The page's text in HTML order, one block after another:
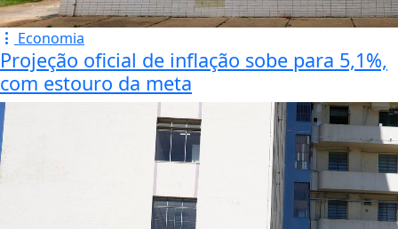
Economia
Projeção oficial de inflação sobe para 5,1%,
com estouro da meta